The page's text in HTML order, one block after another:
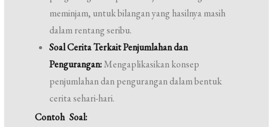
meminjam, untuk bilangan yang hasilnya masih
dalam rentang seribu.
Soal Cerita Terkait Penjumlahan dan
Pengurangan:Mengaplikasikan konsep
penjumlahan dan pengurangan dalam bentuk
cerita sehari-hari.
Contoh Soal: